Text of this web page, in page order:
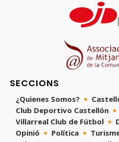
SECCIONS
¿Quienes Somos?
Club Deportivo Castellón
Villarreal Club de Fútbol
Opinió
Política